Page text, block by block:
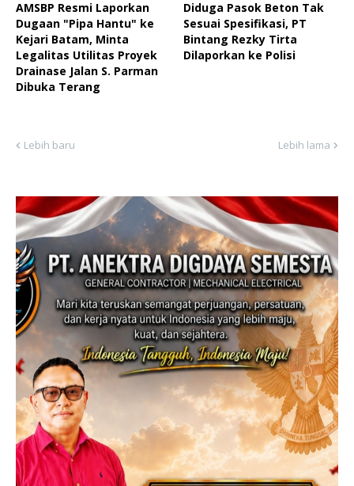
AMSBP Resmi Laporkan
Dugaan "Pipa Hantu" ke
Kejari Batam, Minta
Legalitas Utilitas Proyek
Drainase Jalan S. Parman
Dibuka Terang
Diduga Pasok Beton Tak
Sesuai Spesifikasi, PT
Bintang Rezky Tirta
Dilaporkan ke Polisi
Lebih baru Lebih lama